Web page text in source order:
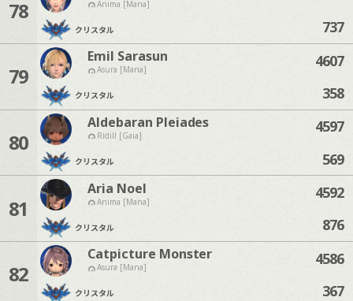
78 Anima [Mana]
クリスタル
737
79
Emil Sarasun
Asura [Mana]
クリスタル
4607
358
80
Aldebaran Pleiades
Ridill [Gaia]
クリスタル
4597
569
81
Aria Noel
Anima [Mana]
クリスタル
4592
876
82
Catpicture Monster
Asura [Mana]
クリスタル
4586
367